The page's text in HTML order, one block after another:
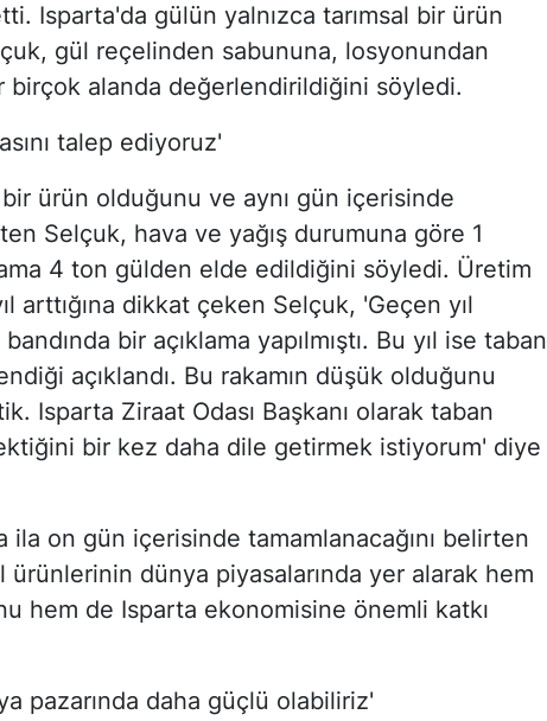
Isparta'da gülün yalnızca tarımsal bir ürün
gül reçelinden sabununa, losyonundan
alanda değerlendirildiğini söyledi.
talep ediyoruz'
ürün olduğunu ve aynı gün içerisinde
Selçuk, hava ve yağış durumuna göre 1
4 ton gülden elde edildiğini söyledi. Üretim
arttığına dikkat çeken Selçuk, 'Geçen yıl
bir açıklama yapılmıştı. Bu yıl ise taban
açıklandı. Bu rakamın düşük olduğunu
Isparta Ziraat Odası Başkanı olarak taban
bir kez daha dile getirmek istiyorum' diye
ila on gün içerisinde tamamlanacağını belirten
dünya piyasalarında yer alarak hem
hem de Isparta ekonomisine önemli katkı
pazarında daha güçlü olabiliriz'